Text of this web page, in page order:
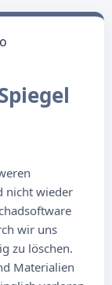
nicht wieder
wir uns
zu löschen.
Materialien